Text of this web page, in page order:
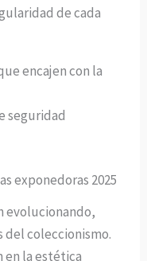
de cada
encajen con la
seguridad
exponedoras 2025
evolucionando,
del coleccionismo.
en la estética